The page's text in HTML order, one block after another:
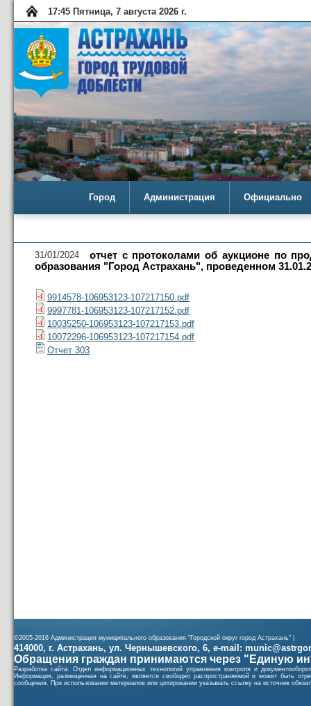
17:45 Пятница, 7 августа 2026 г.
Город Администрация Официально
31/01/2024
отчет с протоколами об аукционе по
образования "Город Астрахань", проведенном
9914578-106953123-107217150.pdf
9997781-106953123-107217152.pdf
10035250-106953123-107217153.pdf
10072296-106953123-107217154.pdf
Отчет 303
©2005-2016 Администрация муниципального образования "Городской округ город Астрахань" |
414000, г. Астрахань, ул. Чернышевского, 6, e-mail:
Обращения граждан принимаются через "Единую
Разработка сайта: Отдел информационных технологий управления контроля и
Информация, размещенная на сайте, является свободно распространяемой и может быть
сообщения. При использовании материалов или цитировании указывать ссылку на источник